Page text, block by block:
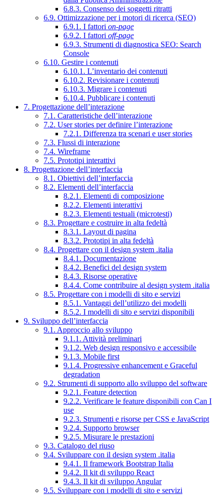
6.8.3. Consenso dei soggetti ritratti
6.9. Ottimizzazione per i motori di ricerca (SEO)
6.9.1. I fattori on-page
6.9.2. I fattori off-page
6.9.3. Strumenti di diagnostica SEO: Search
Console
6.10. Gestire i contenuti
6.10.1. L’inventario dei contenuti
6.10.2. Revisionare i contenuti
6.10.3. Migrare i contenuti
6.10.4. Pubblicare i contenuti
7. Progettazione dell’interazione
7.1. Caratteristiche dell’interazione
7.2. User stories per definire l’interazione
7.2.1. Differenza tra scenari e user stories
7.3. Flussi di interazione
7.4. Wireframe
7.5. Prototipi interattivi
8. Progettazione dell’interfaccia
8.1. Obiettivi dell’interfaccia
8.2. Elementi dell’interfaccia
8.2.1. Elementi di composizione
8.2.2. Elementi interattivi
8.2.3. Elementi testuali (microtesti)
8.3. Progettare e costruire in alta fedeltà
8.3.1. Layout di pagina
8.3.2. Prototipi in alta fedeltà
8.4. Progettare con il design system .italia
8.4.1. Documentazione
8.4.2. Benefici del design system
8.4.3. Risorse operative
8.4.4. Come contribuire al design system .italia
8.5. Progettare con i modelli di sito e servizi
8.5.1. Vantaggi dell’utilizzo dei modelli
8.5.2. I modelli di sito e servizi disponibili
9. Sviluppo dell’interfaccia
9.1. Approccio allo sviluppo
9.1.1. Attività preliminari
9.1.2. Web design responsivo e accessibile
9.1.3. Mobile first
9.1.4. Progressive enhancement e Graceful
degradation
9.2. Strumenti di supporto allo sviluppo del software
9.2.1. Feature detection
9.2.2. Verificare le feature disponibili con Can I
use
9.2.3. Strumenti e risorse per CSS e JavaScript
9.2.4. Supporto browser
9.2.5. Misurare le prestazioni
9.3. Catalogo del riuso
9.4. Sviluppare con il design system .italia
9.4.1. Il framework Bootstrap Italia
9.4.2. Il kit di sviluppo React
9.4.3. Il kit di sviluppo Angular
9.5. Sviluppare con i modelli di sito e servizi